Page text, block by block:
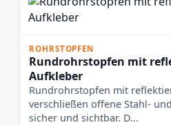
ROHRSTOPFEN
Rundrohrstopfen mit
Aufkleber
Rundrohrstopfen mit
verschließen offene Stahl-
sicher und sichtbar. D...